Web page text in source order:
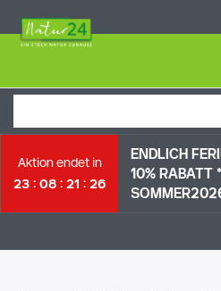
Aktion endet in
23
08 21 25
ENDLICH
10% RABATT